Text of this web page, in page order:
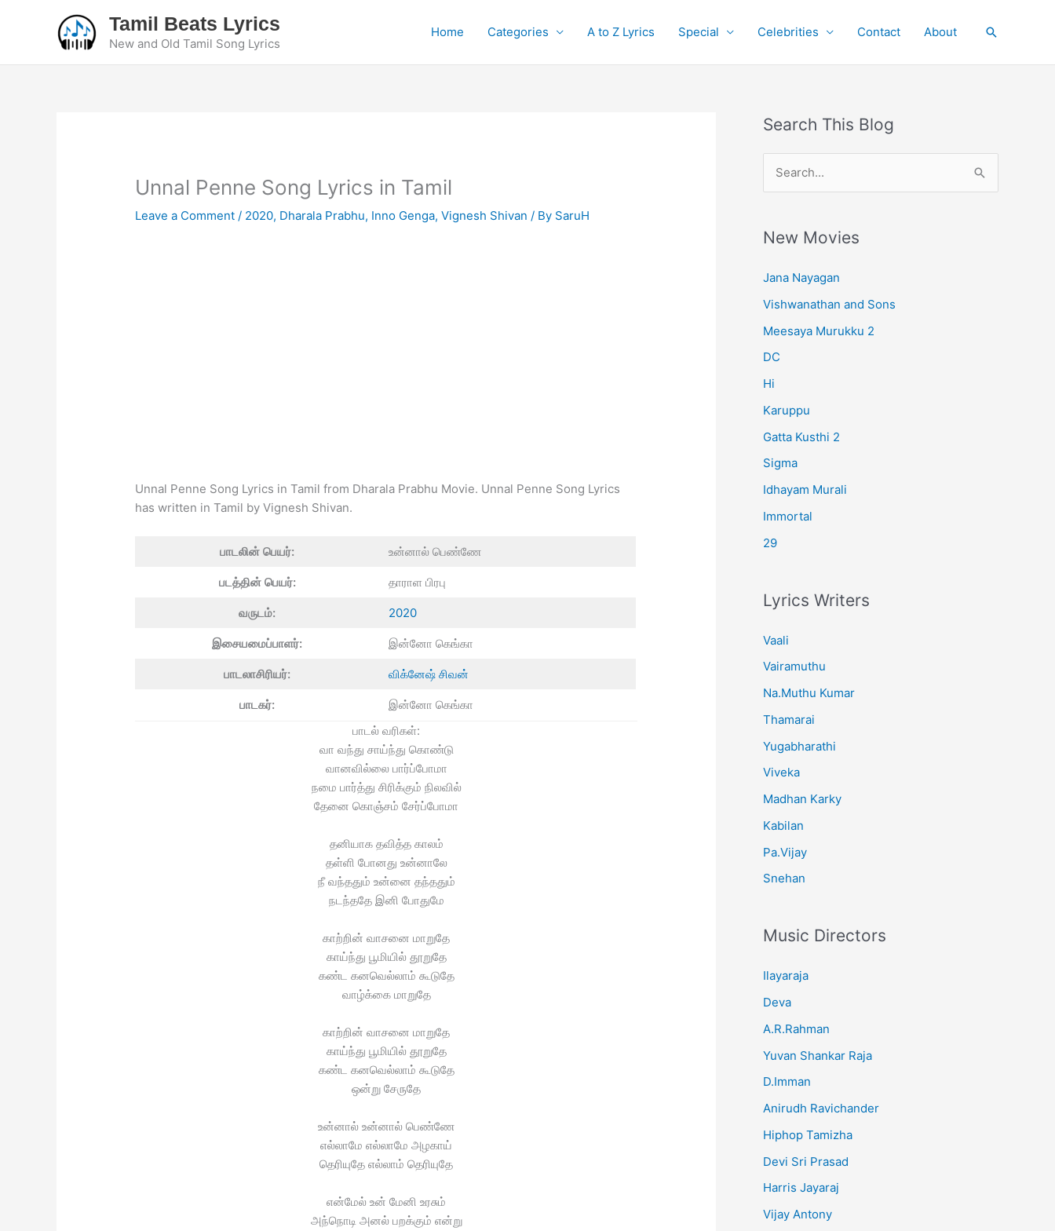
Tamil Beats Lyrics
New and Old Tamil Song Lyrics
Home Categories A to Z Lyrics Special Celebrities Contact About Search
Unnal Penne Song Lyrics in Tamil
Leave a Comment / 2020, Dharala Prabhu, Inno Genga,Vignesh Shivan / By SaruH
Unnal Penne Song Lyrics in Tamil from Dharala Prabhu Movie. Unnal Penne Song Lyrics
has written in Tamil by Vignesh Shivan.
பாடலின் பெயர்: உன்னால் பெண்ணே
படத்தின் பெயர்: தாராள பிரபு
வருடம்: 2020
இசையமைப்பாளர்: இன்னோ கெங்கா
பாடலாசிரியர்: விக்னேஷ் சிவன்
பாடகர்:
இன்னோ கெங்கா
பாடல் வரிகள்:
வா வந்து சாய்ந்து கொண்டு
வானவில்லை பார்ப்போமா
நமை பார்த்து சிரிக்கும் நிலவில்
தேனை கொஞ்சம் சேர்ப்போமா
தனியாக தவித்த காலம்
தள்ளி போனது உன்னாலே
நீ வந்ததும் உன்னை தந்ததும்
நடந்ததே இனி போதுமே
காற்றின் வாசனை மாறுதே
காய்ந்து பூமியில் தூறுதே
கண்ட கனவெல்லாம் கூடுதே
வாழ்க்கை மாறுதே
காற்றின் வாசனை மாறுதே
காய்ந்து பூமியில் தூறுதே
கண்ட கனவெல்லாம் கூடுதே
ஒன்று சேருதே
உன்னால் உன்னால் பெண்ணே
எல்லாமே எல்லாமே அழகாய்
தெரியுதே எல்லாம் தெரியுதே
என்மேல் உன் மேனி உரசும்
அந்நொடி அனல் பறக்கும் என்று
Search This Blog
r
h
f
o
r
:
New Movies
Jana Nayagan
Vishwanathan and Sons
Meesaya Murukku 2
DC
Hi
Karuppu
Gatta Kusthi 2
Sigma
Idhayam Murali
Immortal
29
Lyrics Writers
Vaali
Vairamuthu
Na.Muthu Kumar
Thamarai
Yugabharathi
Viveka
Madhan Karky
Kabilan
Pa.Vijay
Snehan
Music Directors
Ilayaraja
Deva
A.R.Rahman
Yuvan Shankar Raja
D.Imman
Anirudh Ravichander
Hiphop Tamizha
Devi Sri Prasad
Harris Jayaraj
Vijay Antony